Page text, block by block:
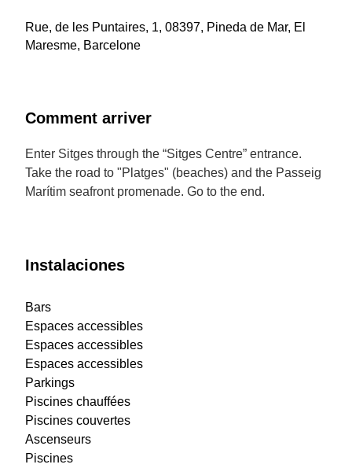
Rue, de les Puntaires, 1, 08397, Pineda de Mar, El
Maresme, Barcelone
Comment arriver
Enter Sitges through the “Sitges Centre” entrance.
Take the road to "Platges" (beaches) and the Passeig
Marítim seafront promenade. Go to the end.
Instalaciones
Bars
Espaces accessibles
Espaces accessibles
Espaces accessibles
Parkings
Piscines chauffées
Piscines couvertes
Ascenseurs
Piscines